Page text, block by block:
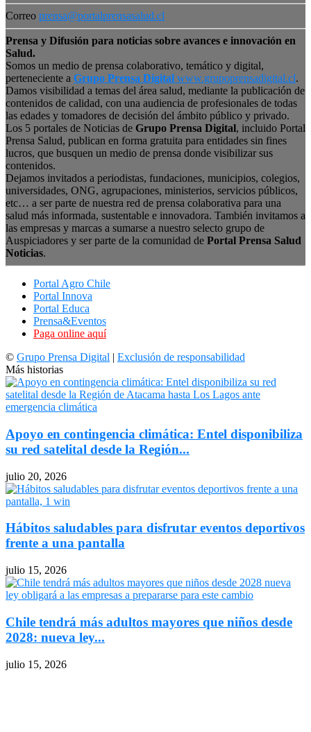
Correo prensa@portalprensasalud.cl
Prensa y Difusión para noticias sobre avances e innovación en
Salud.
Somos un medio de prensa colaborativo, temático y digital,
perteneciente a Grupo Prensa Digital www.grupoprensadigital.cl.
Damos visibilidad a temas del área salud, mediante la publicación de
contenidos de calidad, con una audiencia de profesionales de todas
las edades y tomadores de decisión del ámbito público y privado.
Los 5 portales de Noticias de Grupo Prensa Digital, incluido Portal
Prensa Salud, publican en forma gratuita para entidades sin fines
lucros, que busquen un medio de prensa donde visibilizar sus
contenidos.
Dejamos invitados a periodistas, fundaciones, municipios, colegios,
universidades, ONG, agrupaciones, ministerios, servicios públicos,
etc… a ser parte de nuestra red de prensa colaborativa para una
salud más informada, sustentable e innovadora. También invitamos a
las empresas y marcas a sumarse a nuestro selecto grupo de
Auspiciadores y ser parte de la comunidad de Portal Prensa Salud
Noticias.
Portal Agro Chile
Portal Innova
Portal Educa
Prensa&Eventos
Paga online aquí
© Grupo Prensa Digital | Exclusión de responsabilidad
Más historias
Apoyo en contingencia climática: Entel disponibiliza
su red satelital desde la Región...
julio 20, 2026
Hábitos saludables para disfrutar eventos deportivos
frente a una pantalla
julio 15, 2026
Chile tendrá más adultos mayores que niños desde
2028: nueva ley...
julio 15, 2026